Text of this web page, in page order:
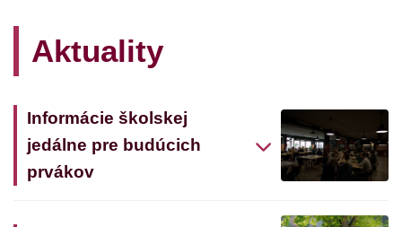
Aktuality
Informácie školskej
jedálne pre budúcich
prvákov